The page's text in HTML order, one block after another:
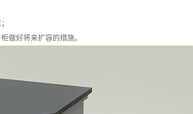
做好将来扩容的措施。